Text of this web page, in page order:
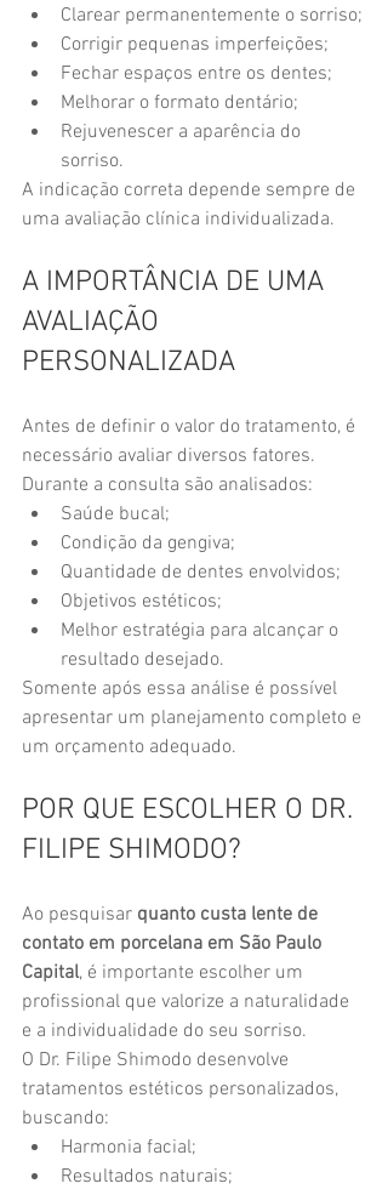
Clarear permanentemente o sorriso;
Corrigir pequenas imperfeições;
Fechar espaços entre os dentes;
Melhorar o formato dentário;
Rejuvenescer a aparência do
sorriso.
A indicação correta depende sempre de
uma avaliação clínica individualizada.
A IMPORTÂNCIA DE UMA
AVALIAÇÃO
PERSONALIZADA
Antes de definir o valor do tratamento, é
necessário avaliar diversos fatores.
Durante a consulta são analisados:
Saúde bucal;
Condição da gengiva;
Quantidade de dentes envolvidos;
Objetivos estéticos;
Melhor estratégia para alcançar o
resultado desejado.
Somente após essa análise é possível
apresentar um planejamento completo e
um orçamento adequado.
POR QUE ESCOLHER O DR.
FILIPE SHIMODO?
Ao pesquisar quanto custa lente de
contato em porcelana em São Paulo
Capital, é importante escolher um
profissional que valorize a naturalidade
e a individualidade do seu sorriso.
O Dr. Filipe Shimodo desenvolve
tratamentos estéticos personalizados,
buscando:
Harmonia facial;
Resultados naturais;